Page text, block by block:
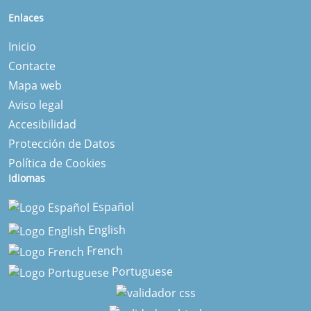
Enlaces
Inicio
Contacte
Mapa web
Aviso legal
Accesibilidad
Protección de Datos
Política de Cookies
Idiomas
Español
English
French
Portuguese